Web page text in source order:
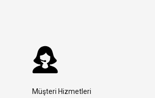
Müşteri Hizmetleri